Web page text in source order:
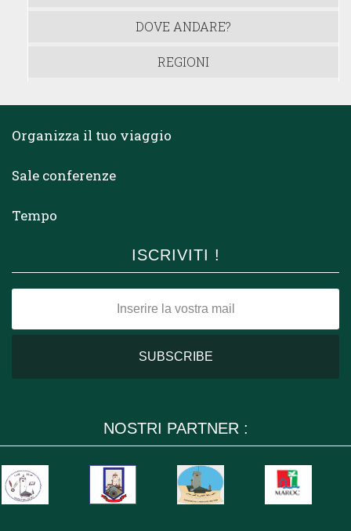
DOVE ANDARE?
REGIONI
Organizza il tuo viaggio
Sale conferenze
Tempo
ISCRIVITI !
NOSTRI PARTNER :